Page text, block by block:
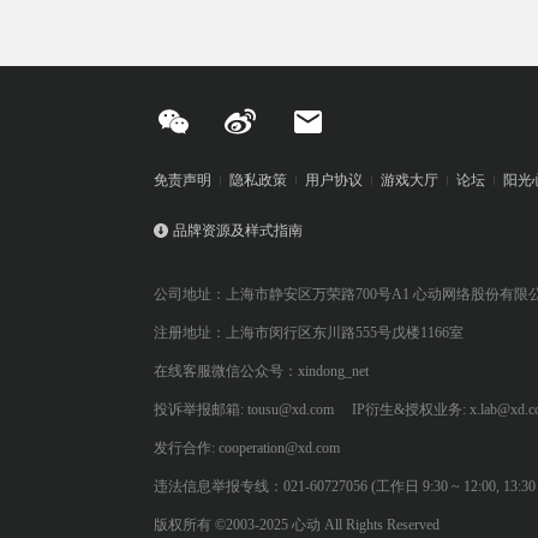
免责声明 隐私政策 用户协议 游戏大厅 论坛 阳光
品牌资源及样式指南
公司地址：上海市静安区万荣路700号A1 心动网络股份有限
注册地址：上海市闵行区东川路555号戊楼1166室
在线客服微信公众号：xindong_net
投诉举报邮箱: tousu@xd.com IP衍生&授权业务:
发行合作: cooperation@xd.com
违法信息举报专线：021-60727056 (工作日 9:30 ~ 12:00, 13:30
版权所有 ©2003-2025 心动 All Rights Reserved